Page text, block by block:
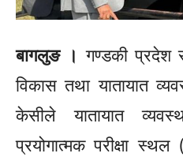
बागलुङ । गण्डकी प्रदेश
विकास तथा यातायात
केसीले यातायात
प्रयोगात्मक परीक्षा